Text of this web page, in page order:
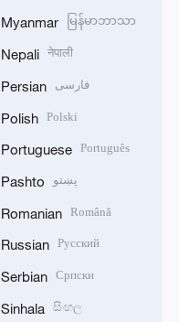
Myanmar မြန်မာဘာသာ
Nepali नेपाली
Persian فارسی
Polish Polski
Portuguese Português
Pashto پښتو
Romanian Română
Russian Русский
Serbian Српски
Sinhala සිංහල